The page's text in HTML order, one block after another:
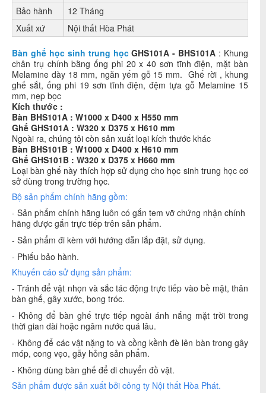
Bảo hành
12 Tháng
Xuất xứ
Nội thất Hòa Phát
Bàn ghế học sinh trung họcGHS101A - BHS101A : Khung
chân trụ chính bằng ống phi 20 x 40 sơn tĩnh điện, mặt bàn
Melamine dày 18 mm, ngăn yếm gỗ 15 mm. Ghế rời , khung
ghế sắt, ống phi 19 sơn tĩnh điện, đệm tựa gỗ Melamine 15
mm, nẹp bọc
Kích thước :
Bàn BHS101A : W1000 x D400 x H550 mm
Ghế GHS101A : W320 x D375 x H610 mm
Ngoài ra, chúng tôi còn sản xuất loại kích thước khác
Bàn BHS101B : W1000 x D400 x H610 mm
Ghế GHS101B : W320 x D375 x H660 mm
Loại bàn ghế này thích hợp sử dụng cho học sinh trung học cơ
sở dùng trong trường học.
Bộ sản phẩm chính hãng gồm:
- Sản phẩm chính hãng luôn có gắn tem vỡ chứng nhận chính
hãng được gắn trực tiếp trên sản phẩm.
- Sản phẩm đi kèm với hướng dẫn lắp đặt, sử dụng.
- Phiếu bảo hành.
Khuyến cáo sử dụng sản phẩm:
- Tránh để vật nhọn và sắc tác động trực tiếp vào bề mặt, thân
bàn ghế, gây xước, bong tróc.
- Không để bàn ghế trực tiếp ngoài ánh nắng mặt trời trong
thời gian dài hoặc ngâm nước quá lâu.
- Không để các vật nặng to và cồng kềnh đè lên bàn trong gây
móp, cong vẹo, gẫy hỏng sản phẩm.
- Không dùng bàn ghế để di chuyển đồ vật.
Sản phẩm được sản xuất bởi công ty Nội thất Hòa Phát.